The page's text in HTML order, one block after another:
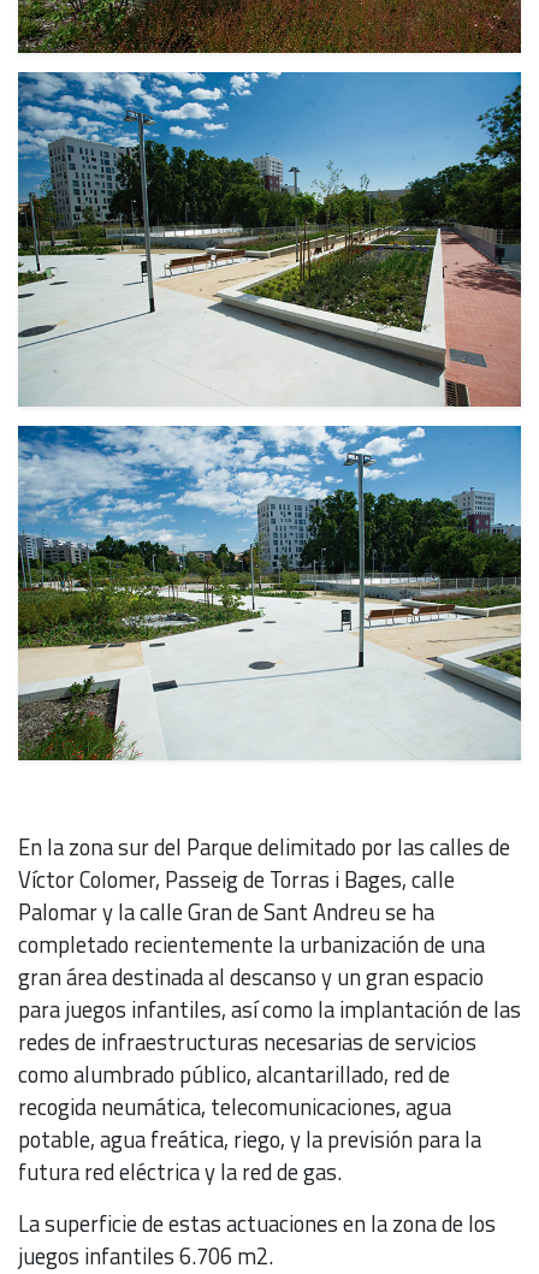
En la zona sur del Parque delimitado por las calles de
Víctor Colomer, Passeig de Torras i Bages, calle
Palomar y la calle Gran de Sant Andreu se ha
completado recientemente la urbanización de una
gran área destinada al descanso y un gran espacio
para juegos infantiles, así como la implantación de las
redes de infraestructuras necesarias de servicios
como alumbrado público, alcantarillado, red de
recogida neumática, telecomunicaciones, agua
potable, agua freática, riego, y la previsión para la
futura red eléctrica y la red de gas.
La superficie de estas actuaciones en la zona de los
juegos infantiles 6.706 m2.